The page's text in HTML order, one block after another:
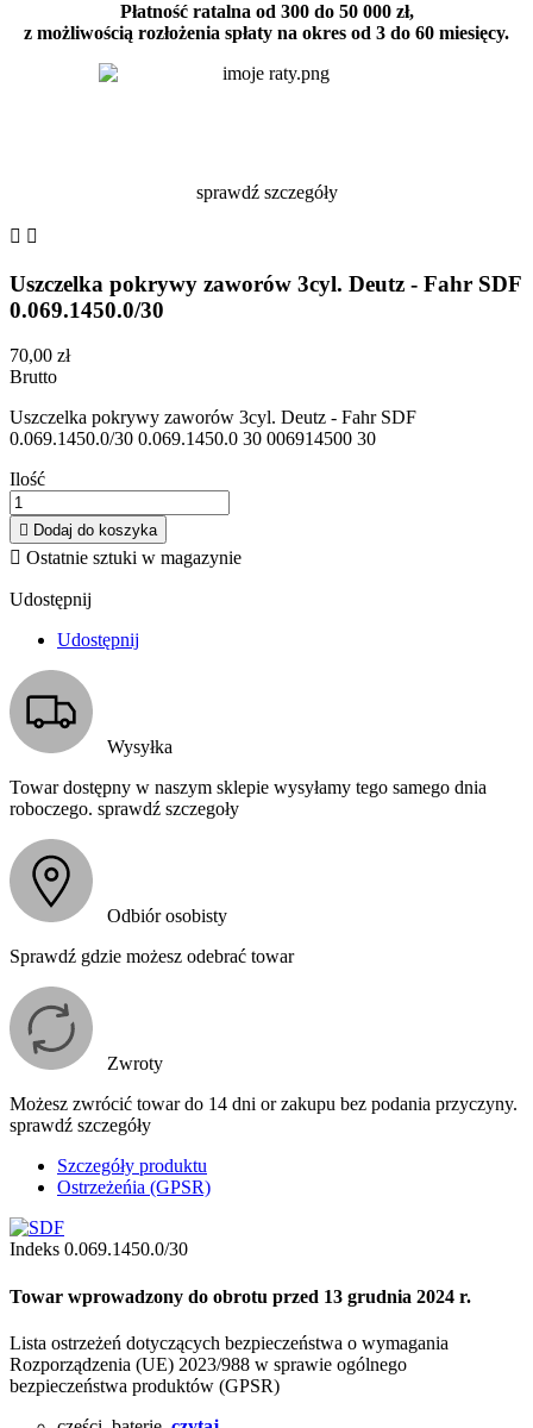
Płatność ratalna od 300 do 50 000 zł,
z możliwością rozłożenia spłaty na okres od 3 do 60 miesięcy.
sprawdź szczegóły
 
Uszczelka pokrywy zaworów 3cyl. Deutz - Fahr SDF
0.069.1450.0/30
70,00 zł
Brutto
Uszczelka pokrywy zaworów 3cyl. Deutz - Fahr SDF
0.069.1450.0/30 0.069.1450.0 30 006914500 30
Ilość
 Dodaj do koszyka
 Ostatnie sztuki w magazynie
Udostępnij
Udostępnij
Wysyłka
Towar dostępny w naszym sklepie wysyłamy tego samego dnia
roboczego. sprawdź szczegoły
Odbiór osobisty
Sprawdź gdzie możesz odebrać towar
Zwroty
Możesz zwrócić towar do 14 dni or zakupu bez podania przyczyny.
sprawdź szczegóły
Szczegóły produktu
Ostrzeżeńia (GPSR)
Indeks 0.069.1450.0/30
Towar wprowadzony do obrotu przed 13 grudnia 2024 r.
Lista ostrzeżeń dotyczących bezpieczeństwa o wymagania
Rozporządzenia (UE) 2023/988 w sprawie ogólnego
bezpieczeństwa produktów (GPSR)